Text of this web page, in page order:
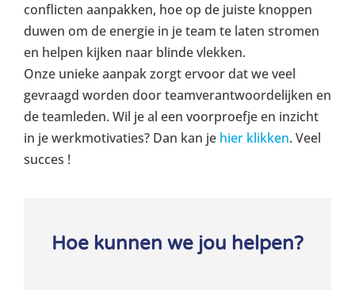
conflicten aanpakken, hoe op de juiste knoppen
duwen om de energie in je team te laten stromen
en helpen kijken naar blinde vlekken.
Onze unieke aanpak zorgt ervoor dat we veel
gevraagd worden door teamverantwoordelijken en
de teamleden. Wil je al een voorproefje en inzicht
in je werkmotivaties? Dan kan je hier klikken. Veel
succes !
Hoe kunnen we jou helpen?